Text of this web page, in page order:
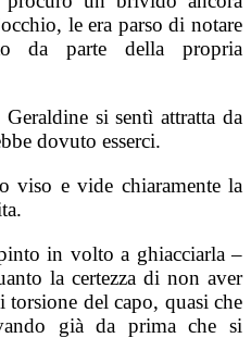
le era parso di notare
da parte della propria
si sentì attratta da
dovuto esserci.
viso e vide chiaramente la
in volto a ghiacciarla –
la certezza di non aver
torsione del capo, quasi che
già da prima che si